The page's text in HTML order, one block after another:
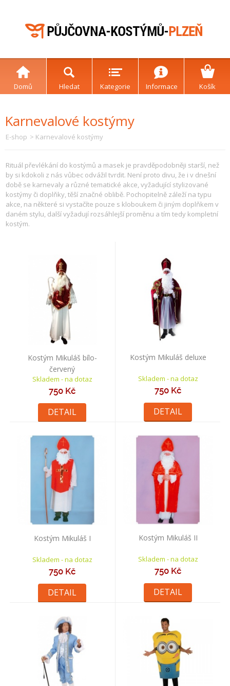
Domů Hledat Kategorie Informace Košík
Karnevalové kostýmy
E-shop > Karnevalové kostýmy
Rituál převlékání do kostýmů a masek je pravděpodobněji starší, než
by si kdokoli z nás vůbec odvážil tvrdit. Není proto divu, že i v dnešní
době se karnevaly a různé tematické akce, vyžadující stylizované
kostýmy či doplňky, těší značné oblibě. Pochopitelně záleží na typu
akce, na některé si vystačíte pouze s kloboukem či jiným doplňkem v
daném stylu, další vyžadují rozsáhlejší proměnu a tím tedy kompletní
kostým.
Kostým Mikuláš bílo-
červený
Skladem - na dotaz
750 Kč
DETAIL
Kostým Mikuláš deluxe
Skladem - na dotaz
750 Kč
DETAIL
Kostým Mikuláš I
Skladem - na dotaz
750 Kč
DETAIL
Kostým Mikuláš II
Skladem - na dotaz
750 Kč
DETAIL